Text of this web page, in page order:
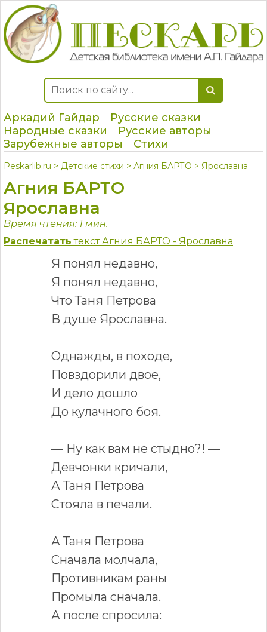
Аркадий Гайдар
Русские сказки
Народные сказки
Русские авторы
Зарубежные авторы
Стихи
Peskarlib.ru > Детские стихи > Агния БАРТО > Ярославна
Агния БАРТО
Ярославна
Время чтения: 1 мин.
Распечатать текст Агния БАРТО - Ярославна
Я понял недавно,
Я понял недавно,
Что Таня Петрова
В душе Ярославна.
Однажды, в походе,
Повздорили двое,
И дело дошло
До кулачного боя.
— Ну как вам не стыдно?! —
Девчонки кричали,
А Таня Петрова
Стояла в печали.
А Таня Петрова
Сначала молчала,
Противникам раны
Промыла сначала.
А после спросила: